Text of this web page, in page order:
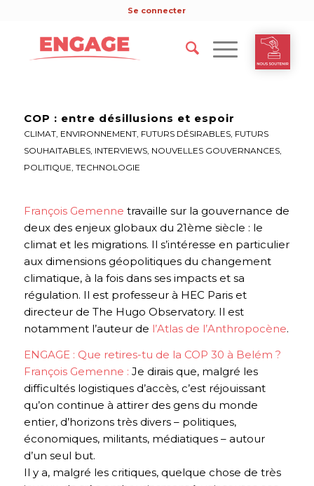
Se connecter
COP : entre désillusions et espoir
CLIMAT, ENVIRONNEMENT, FUTURS DÉSIRABLES, FUTURS
SOUHAITABLES, INTERVIEWS, NOUVELLES GOUVERNANCES,
POLITIQUE, TECHNOLOGIE
François Gemenne travaille sur la gouvernance de
deux des enjeux globaux du 21ème siècle : le
climat et les migrations. Il s’intéresse en particulier
aux dimensions géopolitiques du changement
climatique, à la fois dans ses impacts et sa
régulation. Il est professeur à HEC Paris et
directeur de The Hugo Observatory. Il est
notamment l’auteur de l’Atlas de l’Anthropocène.
ENGAGE : Que retires-tu de la COP 30 à Belém ?
François Gemenne : Je dirais que, malgré les
difficultés logistiques d’accès, c’est réjouissant
qu’on continue à attirer des gens du monde
entier, d’horizons très divers – politiques,
économiques, militants, médiatiques – autour
d’un seul but.
Il y a, malgré les critiques, quelque chose de très